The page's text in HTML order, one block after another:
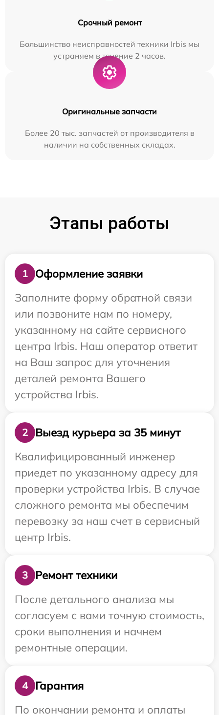
Срочный ремонт
Большинство неисправностей техники Irbis мы
устраняем в течение 2 часов.
Оригинальные запчасти
Более 20 тыс. запчастей от производителя в
наличии на собственных складах.
Этапы работы
1
Оформление заявки
Заполните форму обратной связи
или позвоните нам по номеру,
указанному на сайте сервисного
центра Irbis. Наш оператор ответит
на Ваш запрос для уточнения
деталей ремонта Вашего
устройства Irbis.
2
Выезд курьера за 35 минут
Квалифицированный инженер
приедет по указанному адресу для
проверки устройства Irbis. В случае
сложного ремонта мы обеспечим
перевозку за наш счет в сервисный
центр Irbis.
3
Ремонт техники
После детального анализа мы
согласуем с вами точную стоимость,
сроки выполнения и начнем
ремонтные операции.
4
Гарантия
По окончании ремонта и оплаты